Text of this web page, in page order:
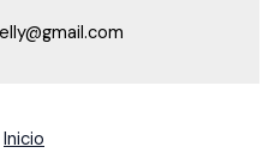
Inicio